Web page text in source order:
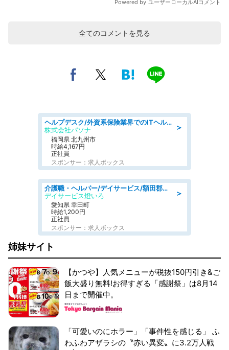
全てのコメントを見る
＞
ヘルプデスク/外資系保険業界でのITヘルプデスク業務/駅近/即日勤務可/ヘルプデスク
株式会社パソナ
福岡県 北九州市
時給4,167円
正社員
スポンサー：求人ボックス
＞
介護職・ヘルパー/デイサービス/額田郡幸田町/JR東海道本線 幸田/愛知県
デイサービス燈いろ
愛知県 幸田町
時給1,200円
正社員
スポンサー：求人ボックス
姉妹サイト
【かつや】人気メニューが税抜150円引き&ご
飯大盛り無料!お得すぎる「感謝祭」は8月14
日まで開催中。
「可愛いのにホラー」「事件性を感じる」 ふ
わふわアザラシの〝赤い異変〟に3.2万人戦